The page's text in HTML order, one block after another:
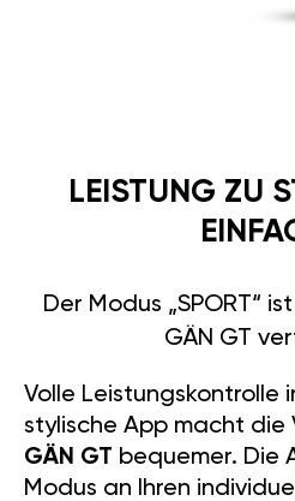
LEISTUNG ZU
Der Modus „SPORT“
GÄN GT
Volle Leistungskontrolle
stylische App macht die
GÄN GT bequemer. Die
Modus an Ihren